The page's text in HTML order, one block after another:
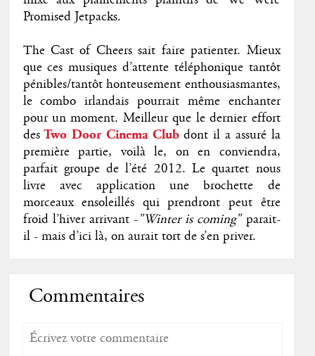
Promised Jetpacks.
The Cast of Cheers sait faire patienter. Mieux
que ces musiques d’attente téléphonique tantôt
pénibles/tantôt honteusement enthousiasmantes,
le combo irlandais pourrait même enchanter
pour un moment. Meilleur que le dernier effort
desTwo Door Cinema Clubdont il a assuré la
première partie, voilà le, on en conviendra,
parfait groupe de l’été 2012. Le quartet nous
livre avec application une brochette de
morceaux ensoleillés qui prendront peut être
froid l’hiver arrivant -"Winter is coming" parait-
il - mais d’ici là, on aurait tort de s’en priver.
Commentaires